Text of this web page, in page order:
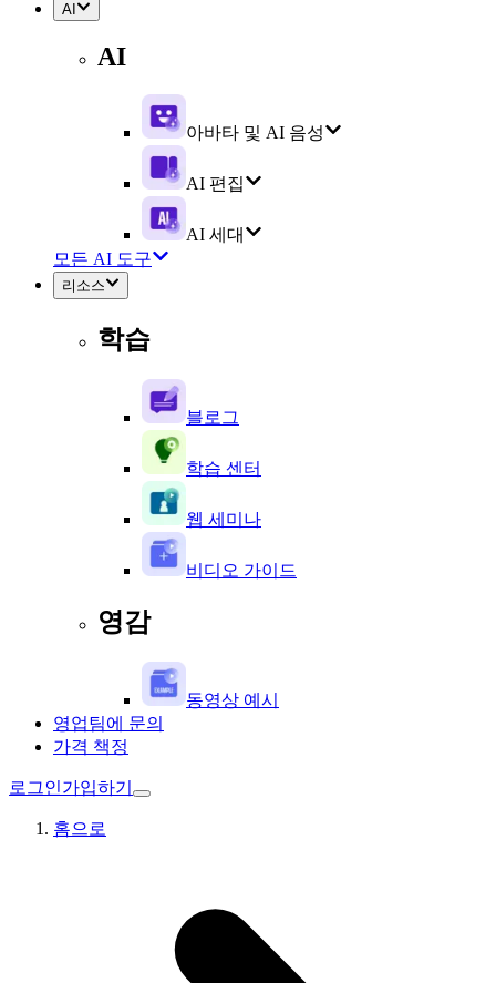
AI
AI
아바타 및 AI 음성
AI 편집
AI 세대
모든 AI 도구
리소스
학습
블로그
학습 센터
웹 세미나
비디오 가이드
영감
동영상 예시
영업팀에 문의
가격 책정
로그인가입하기
홈으로